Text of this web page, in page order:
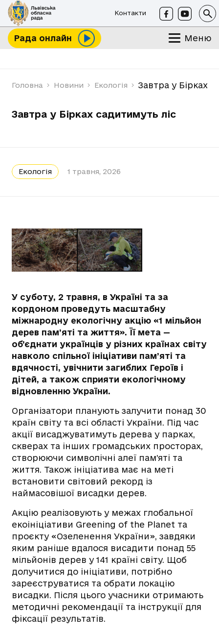
Контакти
Рада онлайн Меню
Головна Новини Екологія Завтра у Бірках
Завтра у Бірках садитимуть ліс
Екологія 1 травня, 2026
У суботу, 2 травня, в Україні та за
кордоном проведуть масштабну
міжнародну екологічну акцію «1 мільйон
дерев пам’яті та життя». Її мета —
об’єднати українців у різних країнах світу
навколо спільної ініціативи пам’яті та
вдячності, увічнити загиблих Героїв і
дітей, а також сприяти екологічному
відновленню України.
Організатори планують залучити понад 30
країн світу та всі області України. Під час
акції висаджуватимуть дерева у парках,
скверах та інших громадських просторах,
створюючи символічні алеї пам’яті та
життя. Також ініціатива має на меті
встановити світовий рекорд із
наймасовішої висадки дерев.
Акцію реалізовують у межах глобальної
екоініціативи Greening of the Planet та
проєкту «Озеленення України», завдяки
яким раніше вдалося висадити понад 55
мільйонів дерев у 141 країні світу. Щоб
долучитися до ініціативи, потрібно
зареєструватися та обрати локацію
висадки. Після цього учасники отримають
методичні рекомендації та інструкції для
фіксації результатів.